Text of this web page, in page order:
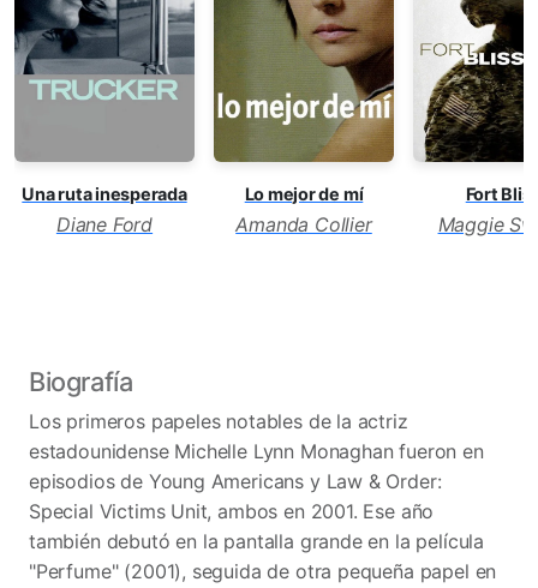
Una ruta inesperada
Diane Ford
Lo mejor de mí
Amanda Collier
Fort
Maggie
Biografía
Los primeros papeles notables de la actriz
estadounidense Michelle Lynn Monaghan fueron en
episodios de Young Americans y Law & Order:
Special Victims Unit, ambos en 2001. Ese año
también debutó en la pantalla grande en la película
"Perfume" (2001), seguida de otra pequeña papel en